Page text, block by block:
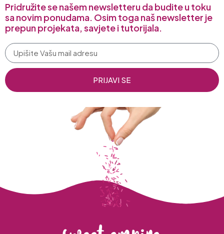
Pridružite se našem newsletteru da budite u toku
sa novim ponudama. Osim toga naš newsletter je
prepun projekata, savjete i tutorijala.
PRIJAVI SE